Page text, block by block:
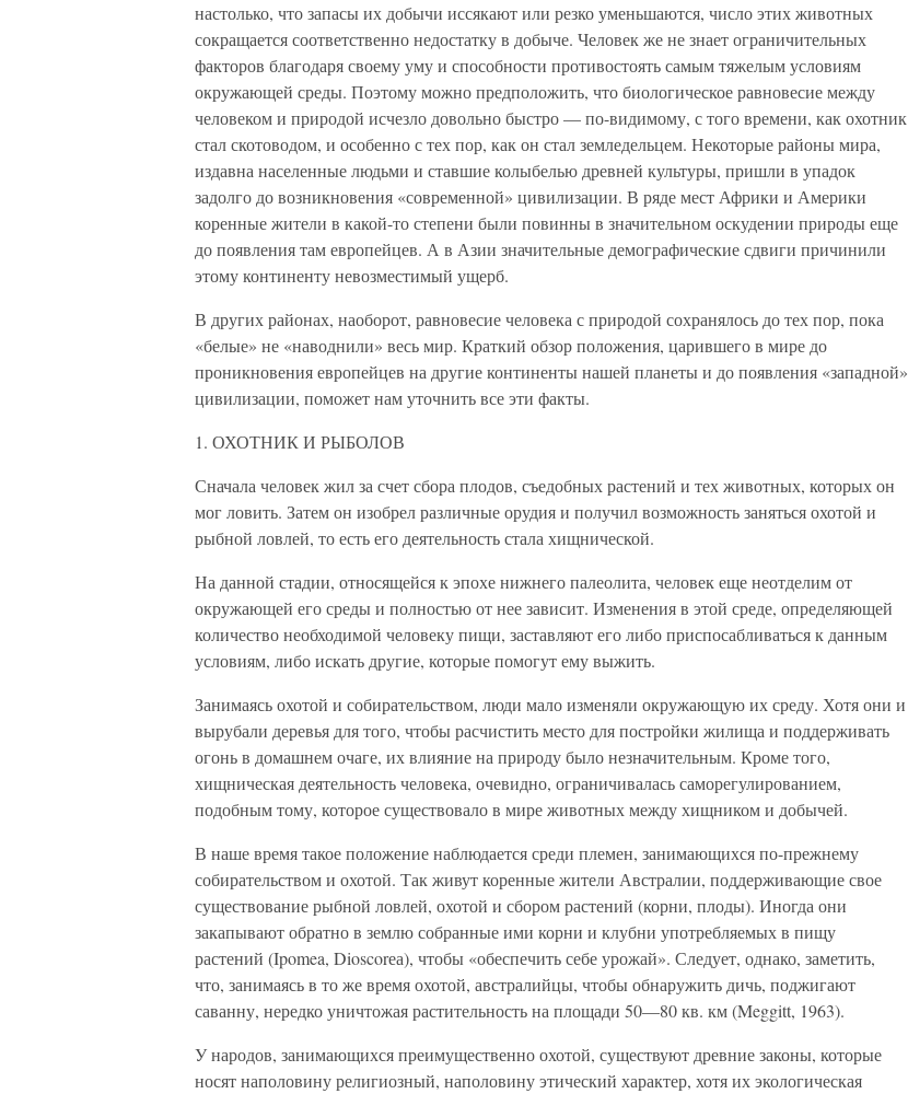
настолько, что запасы их добычи иссякают или резко уменьшаются, число этих животных
сокращается соответственно недостатку в добыче. Человек же не знает ограничительных
факторов благодаря своему уму и способности противостоять самым тяжелым условиям
окружающей среды. Поэтому можно предположить, что биологическое равновесие между
человеком и природой исчезло довольно быстро — по-видимому, с того времени, как охотник
стал скотоводом, и особенно с тех пор, как он стал земледельцем. Некоторые районы мира,
издавна населенные людьми и ставшие колыбелью древней культуры, пришли в упадок
задолго до возникновения «современной» цивилизации. В ряде мест Африки и Америки
коренные жители в какой-то степени были повинны в значительном оскудении природы еще
до появления там европейцев. А в Азии значительные демографические сдвиги причинили
этому континенту невозместимый ущерб.
В других районах, наоборот, равновесие человека с природой сохранялось до тех пор, пока
«белые» не «наводнили» весь мир. Краткий обзор положения, царившего в мире до
проникновения европейцев на другие континенты нашей планеты и до появления «западной»
цивилизации, поможет нам уточнить все эти факты.
1. ОХОТНИК И РЫБОЛОВ
Сначала человек жил за счет сбора плодов, съедобных растений и тех животных, которых он
мог ловить. Затем он изобрел различные орудия и получил возможность заняться охотой и
рыбной ловлей, то есть его деятельность стала хищнической.
На данной стадии, относящейся к эпохе нижнего палеолита, человек еще неотделим от
окружающей его среды и полностью от нее зависит. Изменения в этой среде, определяющей
количество необходимой человеку пищи, заставляют его либо приспосабливаться к данным
условиям, либо искать другие, которые помогут ему выжить.
Занимаясь охотой и собирательством, люди мало изменяли окружающую их среду. Хотя они и
вырубали деревья для того, чтобы расчистить место для постройки жилища и поддерживать
огонь в домашнем очаге, их влияние на природу было незначительным. Кроме того,
хищническая деятельность человека, очевидно, ограничивалась саморегулированием,
подобным тому, которое существовало в мире животных между хищником и добычей.
В наше время такое положение наблюдается среди племен, занимающихся по-прежнему
собирательством и охотой. Так живут коренные жители Австралии, поддерживающие свое
существование рыбной ловлей, охотой и сбором растений (корни, плоды). Иногда они
закапывают обратно в землю собранные ими корни и клубни употребляемых в пищу
растений (Ipomea, Dioscorеа), чтобы «обеспечить себе урожай». Следует, однако, заметить,
что, занимаясь в то же время охотой, австралийцы, чтобы обнаружить дичь, поджигают
саванну, нередко уничтожая растительность на площади 50—80 кв. км (Meggitt, 1963).
У народов, занимающихся преимущественно охотой, существуют древние законы, которые
носят наполовину религиозный, наполовину этический характер, хотя их экологическая